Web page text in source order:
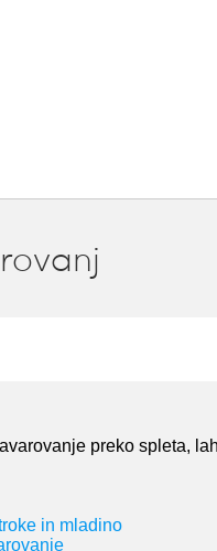
preko spleta,
in mladino